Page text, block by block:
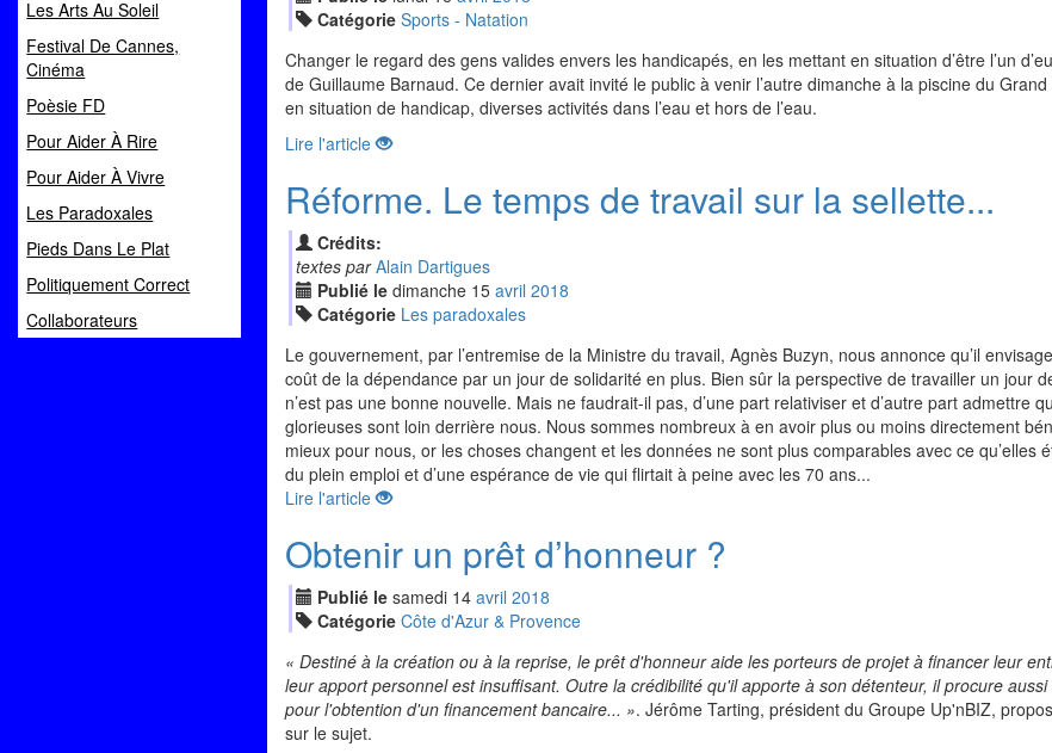
Les Arts Au Soleil
Festival De Cannes,
Cinéma
Poèsie FD
Pour Aider À Rire
Pour Aider À Vivre
Les Paradoxales
Pieds Dans Le Plat
Politiquement Correct
Collaborateurs
Catégorie Sports - Natation
Changer le regard des gens valides envers les handicapés, en les mettant en situation d’être l’un
de Guillaume Barnaud. Ce dernier avait invité le public à venir l’autre dimanche à la piscine du
en situation de handicap, diverses activités dans l’eau et hors de l’eau.
Lire l'article
Réforme. Le temps de travail sur la sellette...
Crédits:
textes par Alain Dartigues
Publié le dimanche 15 avril 2018
Catégorie Les paradoxales
Le gouvernement, par l’entremise de la Ministre du travail, Agnès Buzyn, nous annonce qu’il
coût de la dépendance par un jour de solidarité en plus. Bien sûr la perspective de travailler un jour
n’est pas une bonne nouvelle. Mais ne faudrait-il pas, d’une part relativiser et d’autre part admettre
glorieuses sont loin derrière nous. Nous sommes nombreux à en avoir plus ou moins directement
mieux pour nous, or les choses changent et les données ne sont plus comparables avec ce qu’elles
du plein emploi et d’une espérance de vie qui flirtait à peine avec les 70 ans...
Lire l'article
Obtenir un prêt d’honneur ?
Publié le samedi 14 avril 2018
Catégorie Côte d'Azur & Provence
« Destiné à la création ou à la reprise, le prêt d'honneur aide les porteurs de projet à financer leur
leur apport personnel est insuffisant. Outre la crédibilité qu'il apporte à son détenteur, il procure
pour l'obtention d'un financement bancaire... ». Jérôme Tarting, président du Groupe Up'nBIZ,
sur le sujet.